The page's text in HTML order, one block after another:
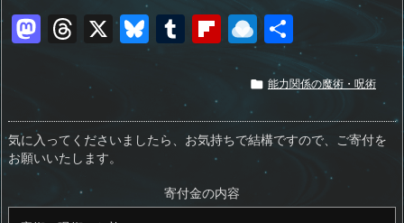
M
o
d
o
n
T
h
re
a
d
s
X Bl
u
sk
y
T
bl
r
Fl
ip
o
ar
R
ai
n
d
ro
p.
io
有
 能力関係の魔術・呪術
気に入ってくださいましたら、お気持ちで結構ですので、ご寄付を
お願いいたします。
寄付金の内容